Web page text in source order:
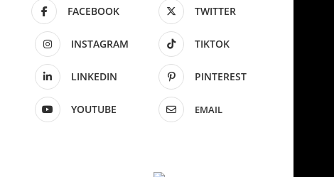
FACEBOOK TWITTER
INSTAGRAM TIKTOK
LINKEDIN PINTEREST
YOUTUBE EMAIL